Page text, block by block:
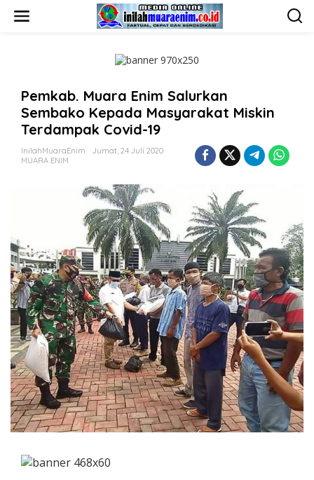
Pemkab. Muara Enim Salurkan
Sembako Kepada Masyarakat Miskin
Terdampak Covid-19
InilahMuaraEnim
Jumat, 24 Juli 2020
MUARA ENIM